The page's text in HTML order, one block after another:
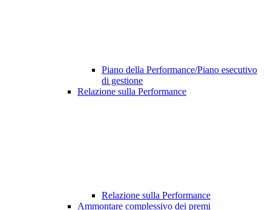
Piano della Performance/Piano esecutivo
di gestione
Relazione sulla Performance
Relazione sulla Performance
Ammontare complessivo dei premi